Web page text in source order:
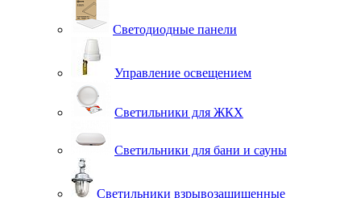
Светодиодные панели
Управление освещением
Светильники для ЖКХ
Светильники для бани и сауны
Светильники взрывозащищенные